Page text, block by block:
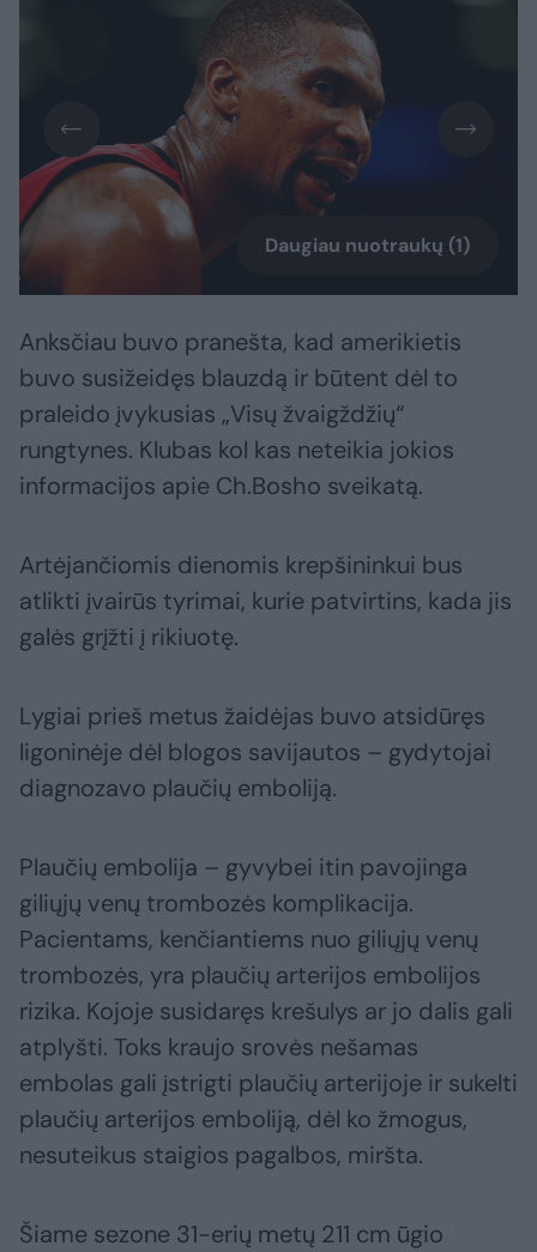
Daugiau nuotraukų (1)
Anksčiau buvo pranešta, kad amerikietis
buvo susižeidęs blauzdą ir būtent dėl to
praleido įvykusias „Visų žvaigždžių“
rungtynes. Klubas kol kas neteikia jokios
informacijos apie Ch.Bosho sveikatą.
Artėjančiomis dienomis krepšininkui bus
atlikti įvairūs tyrimai, kurie patvirtins, kada jis
galės grįžti į rikiuotę.
Lygiai prieš metus žaidėjas buvo atsidūręs
ligoninėje dėl blogos savijautos – gydytojai
diagnozavo plaučių emboliją.
Plaučių embolija – gyvybei itin pavojinga
giliųjų venų trombozės komplikacija.
Pacientams, kenčiantiems nuo giliųjų venų
trombozės, yra plaučių arterijos embolijos
rizika. Kojoje susidaręs krešulys ar jo dalis gali
atplyšti. Toks kraujo srovės nešamas
embolas gali įstrigti plaučių arterijoje ir sukelti
plaučių arterijos emboliją, dėl ko žmogus,
nesuteikus staigios pagalbos, miršta.
Šiame sezone 31-erių metų 211 cm ūgio